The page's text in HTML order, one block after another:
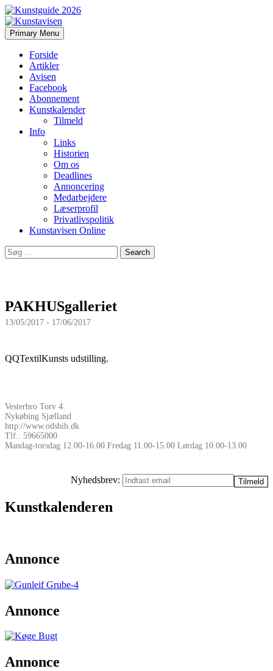
Kunstavisen
Search
Primary Menu Skip
to
Forside
Artikler
Avisen
Facebook
Abonnement
Kunstkalender
Tilmeld
Info
Links
Historien
Om os
Deadlines
Annoncering
Medarbejdere
Læserprofil
Privatlivspolitik
Kunstavisen Online
Search
for:
PAKHUSgalleriet
13/05/2017 - 17/06/2017
QQTextilKunsts udstilling.
Vesterbro Torv 4
Nykøbing Sjælland
http://www.odsbib.dk
Tlf.: 59665000
Mandag-torsdag 12.00-16.00 Fredag 11.00-15.00 Lørdag 10.00-13.00
Nyhedsbrev:
Kunstkalenderen
Annonce
Annonce
Annonce